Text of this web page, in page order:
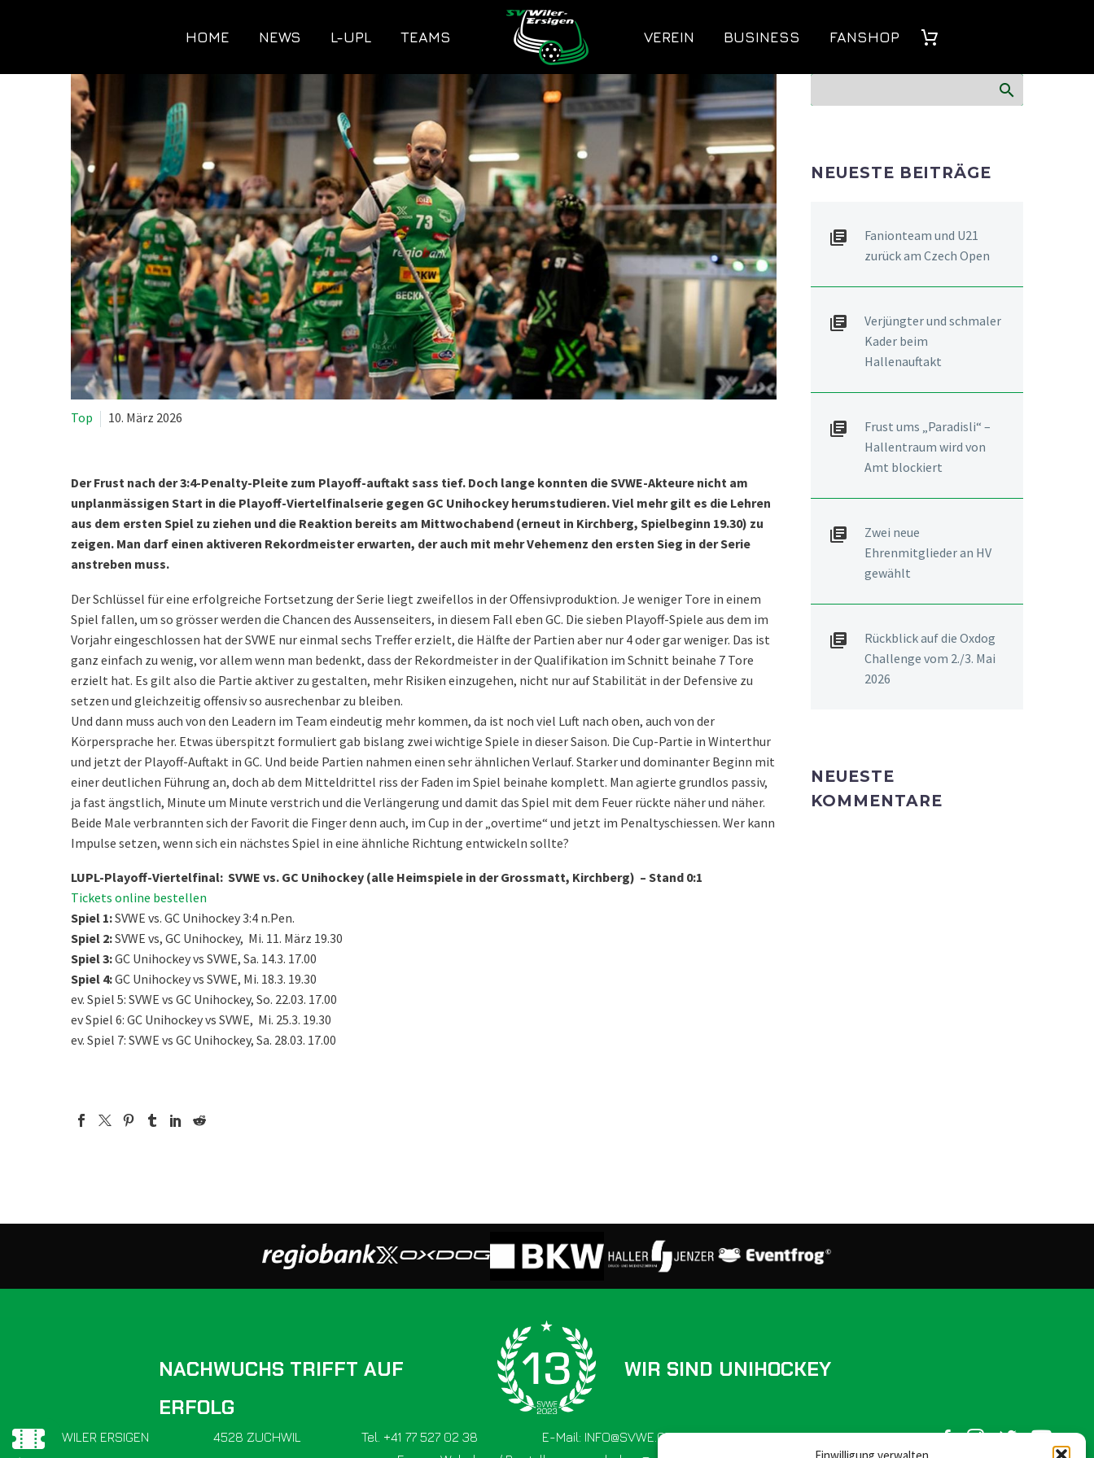
HOME NEWS L-UPL TEAMS VEREIN BUSINESS FANSHOP
Top 10. März 2026
Der Frust nach der 3:4-Penalty-Pleite zum Playoff-auftakt sass tief. Doch lange konnten die SVWE-Akteure nicht am
unplanmässigen Start in die Playoff-Viertelfinalserie gegen GC Unihockey herumstudieren. Viel mehr gilt es die Lehren
aus dem ersten Spiel zu ziehen und die Reaktion bereits am Mittwochabend (erneut in Kirchberg, Spielbeginn 19.30) zu
zeigen. Man darf einen aktiveren Rekordmeister erwarten, der auch mit mehr Vehemenz den ersten Sieg in der Serie
anstreben muss.
Der Schlüssel für eine erfolgreiche Fortsetzung der Serie liegt zweifellos in der Offensivproduktion. Je weniger Tore in einem
Spiel fallen, um so grösser werden die Chancen des Aussenseiters, in diesem Fall eben GC. Die sieben Playoff-Spiele aus dem im
Vorjahr eingeschlossen hat der SVWE nur einmal sechs Treffer erzielt, die Hälfte der Partien aber nur 4 oder gar weniger. Das ist
ganz einfach zu wenig, vor allem wenn man bedenkt, dass der Rekordmeister in der Qualifikation im Schnitt beinahe 7 Tore
erzielt hat. Es gilt also die Partie aktiver zu gestalten, mehr Risiken einzugehen, nicht nur auf Stabilität in der Defensive zu
setzen und gleichzeitig offensiv so ausrechenbar zu bleiben.
Und dann muss auch von den Leadern im Team eindeutig mehr kommen, da ist noch viel Luft nach oben, auch von der
Körpersprache her. Etwas überspitzt formuliert gab bislang zwei wichtige Spiele in dieser Saison. Die Cup-Partie in Winterthur
und jetzt der Playoff-Auftakt in GC. Und beide Partien nahmen einen sehr ähnlichen Verlauf. Starker und dominanter Beginn mit
einer deutlichen Führung an, doch ab dem Mitteldrittel riss der Faden im Spiel beinahe komplett. Man agierte grundlos passiv,
ja fast ängstlich, Minute um Minute verstrich und die Verlängerung und damit das Spiel mit dem Feuer rückte näher und näher.
Beide Male verbrannten sich der Favorit die Finger denn auch, im Cup in der „overtime“ und jetzt im Penaltyschiessen. Wer kann
Impulse setzen, wenn sich ein nächstes Spiel in eine ähnliche Richtung entwickeln sollte?
LUPL-Playoff-Viertelfinal: SVWE vs. GC Unihockey (alle Heimspiele in der Grossmatt, Kirchberg) – Stand 0:1
Tickets online bestellen
Spiel 1:SVWE vs. GC Unihockey 3:4 n.Pen.
Spiel 2:SVWE vs, GC Unihockey, Mi. 11. März 19.30
Spiel 3:GC Unihockey vs SVWE, Sa. 14.3. 17.00
Spiel 4:GC Unihockey vs SVWE, Mi. 18.3. 19.30
ev. Spiel 5: SVWE vs GC Unihockey, So. 22.03. 17.00
ev Spiel 6: GC Unihockey vs SVWE, Mi. 25.3. 19.30
ev. Spiel 7: SVWE vs GC Unihockey, Sa. 28.03. 17.00
NEUESTE BEITRÄGE
Fanionteam und U21
zurück am Czech Open
Verjüngter und schmaler
Kader beim
Hallenauftakt
Frust ums „Paradisli“ –
Hallentraum wird von
Amt blockiert
Zwei neue
Ehrenmitglieder an HV
gewählt
Rückblick auf die Oxdog
Challenge vom 2./3. Mai
2026
NEUESTE
KOMMENTARE
SV WILER ERSIGEN
4528 ZUCHWIL Tel. +41 77 527 02 38 E-Mail: INFO@SVWE.CH FOLLOW US ON SOCIAL MEDIA:
WIR SIND UNIHOCKEY
NACHWUCHS TRIFFT AUF
ERFOLG